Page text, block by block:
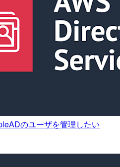
のユーザを管理したい